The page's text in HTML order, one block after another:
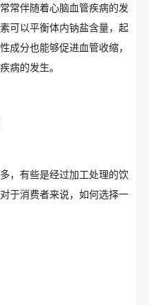
常伴随着心脑血管疾病的发
可以平衡体内钠盐含量，起
成分也能够促进血管收缩，
病的发生。
，有些是经过加工处理的饮
于消费者来说，如何选择一